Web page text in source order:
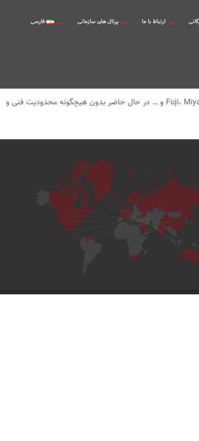
ارتباط با ما پرتال های سازمانی فارسی
این واحد با در اختیار داشتن مهندسین و كارشناسان باتجربه و طی دوره های تخصصی در شركتهای قالبسازی معتبر دنیا از قبیل شركت های Fuji، Miyazu، PCI و … در حال حاضر بدون هیچگونه محدودیت فنی و